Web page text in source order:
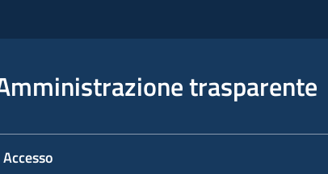
trasparente
Accesso